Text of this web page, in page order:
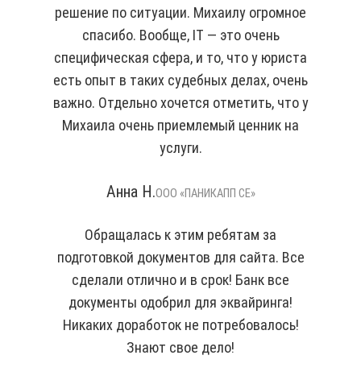
решение по ситуации. Михаилу огромное
спасибо. Вообще, IT — это очень
специфическая сфера, и то, что у юриста
есть опыт в таких судебных делах, очень
важно. Отдельно хочется отметить, что у
Михаила очень приемлемый ценник на
услуги.
Анна Н.ООО «ПАНИКАПП СЕ»
Обращалась к этим ребятам за
подготовкой документов для сайта. Все
сделали отлично и в срок! Банк все
документы одобрил для эквайринга!
Никаких доработок не потребовалось!
Знают свое дело!